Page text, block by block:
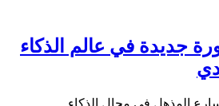
أوبس 4.5: ثورة جديدة في عالم الذكاء
المذهل في مجال الذكاء